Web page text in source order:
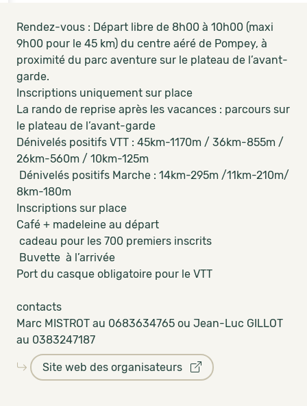
Rendez-vous : Départ libre de 8h00 à 10h00 (maxi
9h00 pour le 45 km) du centre aéré de Pompey, à
proximité du parc aventure sur le plateau de l’avant-
garde.
Inscriptions uniquement sur place
La rando de reprise après les vacances : parcours sur
le plateau de l’avant-garde
Dénivelés positifs VTT : 45km-1170m / 36km-855m /
26km-560m / 10km-125m
Dénivelés positifs Marche : 14km-295m /11km-210m/
8km-180m
Inscriptions sur place
Café + madeleine au départ
cadeau pour les 700 premiers inscrits
Buvette à l’arrivée
Port du casque obligatoire pour le VTT
contacts
Marc MISTROT au 0683634765 ou Jean-Luc GILLOT
au 0383247187
Site web des organisateurs